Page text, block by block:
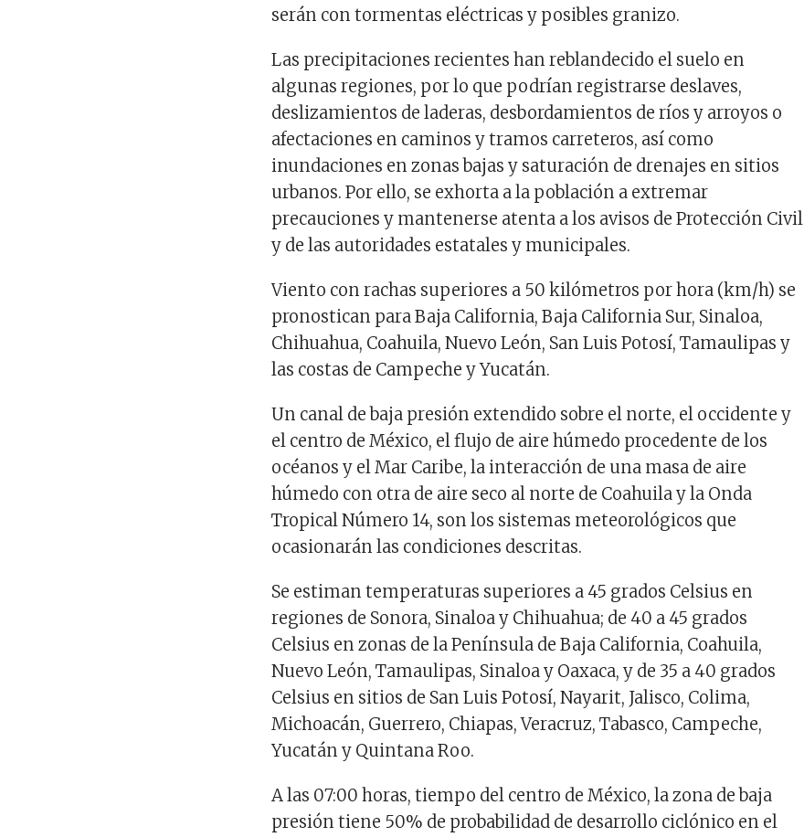
serán con tormentas eléctricas y posibles granizo.
Las precipitaciones recientes han reblandecido el suelo en
algunas regiones, por lo que podrían registrarse deslaves,
deslizamientos de laderas, desbordamientos de ríos y arroyos o
afectaciones en caminos y tramos carreteros, así como
inundaciones en zonas bajas y saturación de drenajes en sitios
urbanos. Por ello, se exhorta a la población a extremar
precauciones y mantenerse atenta a los avisos de Protección Civil
y de las autoridades estatales y municipales.
Viento con rachas superiores a 50 kilómetros por hora (km/h) se
pronostican para Baja California, Baja California Sur, Sinaloa,
Chihuahua, Coahuila, Nuevo León, San Luis Potosí, Tamaulipas y
las costas de Campeche y Yucatán.
Un canal de baja presión extendido sobre el norte, el occidente y
el centro de México, el flujo de aire húmedo procedente de los
océanos y el Mar Caribe, la interacción de una masa de aire
húmedo con otra de aire seco al norte de Coahuila y la Onda
Tropical Número 14, son los sistemas meteorológicos que
ocasionarán las condiciones descritas.
Se estiman temperaturas superiores a 45 grados Celsius en
regiones de Sonora, Sinaloa y Chihuahua; de 40 a 45 grados
Celsius en zonas de la Península de Baja California, Coahuila,
Nuevo León, Tamaulipas, Sinaloa y Oaxaca, y de 35 a 40 grados
Celsius en sitios de San Luis Potosí, Nayarit, Jalisco, Colima,
Michoacán, Guerrero, Chiapas, Veracruz, Tabasco, Campeche,
Yucatán y Quintana Roo.
A las 07:00 horas, tiempo del centro de México, la zona de baja
presión tiene 50% de probabilidad de desarrollo ciclónico en el